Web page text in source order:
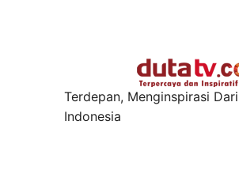
Terdepan, Menginspirasi
Indonesia